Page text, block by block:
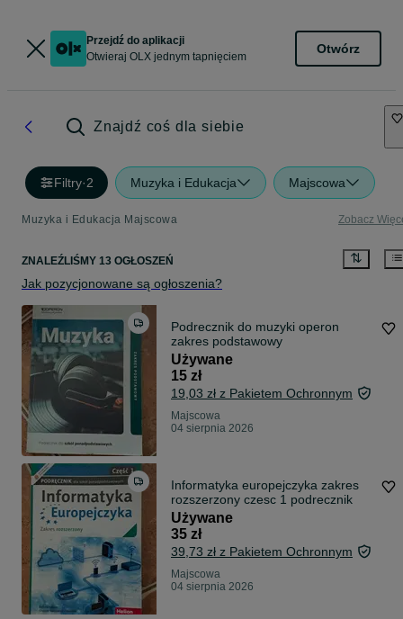
Przejdź do aplikacji
Otwieraj OLX jednym tapnięciem
Otwórz
Znajdź coś dla siebie
Filtry·2 Muzyka i Edukacja Majscowa
Muzyka i Edukacja Majscowa Zobacz
ZNALEŹLIŚMY 13 OGŁOSZEŃ
Jak pozycjonowane są ogłoszenia?
Podrecznik do muzyki operon
zakres podstawowy
Używane
15 zł
19,03 zł z Pakietem Ochronnym
Majscowa
04 sierpnia 2026
Informatyka europejczyka zakres
rozszerzony czesc 1 podrecznik
Używane
35 zł
39,73 zł z Pakietem Ochronnym
Majscowa
04 sierpnia 2026